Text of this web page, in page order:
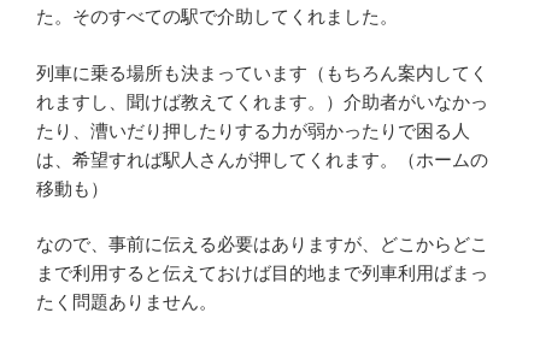
た。そのすべての駅で介助してくれました。
列車に乗る場所も決まっています（もちろん案内してく
れますし、聞けば教えてくれます。）介助者がいなかっ
たり、漕いだり押したりする力が弱かったりで困る人
は、希望すれば駅人さんが押してくれます。（ホームの
移動も）
なので、事前に伝える必要はありますが、どこからどこ
まで利用すると伝えておけば目的地まで列車利用ばまっ
たく問題ありません。